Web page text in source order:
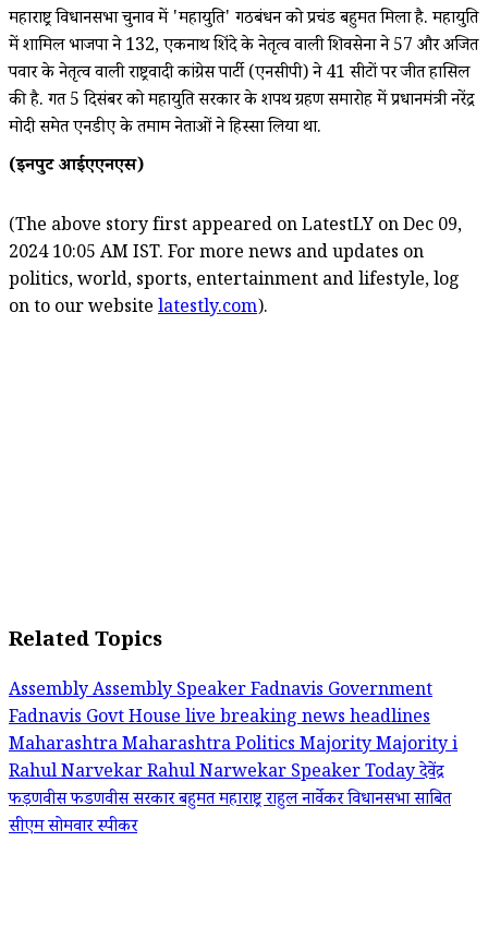
महाराष्ट्र विधानसभा चुनाव में 'महायुति' गठबंधन को प्रचंड बहुमत मिला है. महायुति
में शामिल भाजपा ने 132, एकनाथ शिंदे के नेतृत्व वाली शिवसेना ने 57 और अजित
पवार के नेतृत्व वाली राष्ट्रवादी कांग्रेस पार्टी (एनसीपी) ने 41 सीटों पर जीत हासिल
की है. गत 5 दिसंबर को महायुति सरकार के शपथ ग्रहण समारोह में प्रधानमंत्री नरेंद्र
मोदी समेत एनडीए के तमाम नेताओं ने हिस्सा लिया था.
(इनपुट आईएएनएस)
(The above story first appeared on LatestLY on Dec 09,
2024 10:05 AM IST. For more news and updates on
politics, world, sports, entertainment and lifestyle, log
on to our website latestly.com).
Related Topics
AssemblyAssembly SpeakerFadnavis Government
Fadnavis GovtHouselive breaking news headlines
MaharashtraMaharashtra PoliticsMajorityMajority i
Rahul NarvekarRahul NarwekarSpeakerTodayदेवेंद्र
फड़णवीसफडणवीस सरकारबहुमतमहाराष्ट्रराहुल नार्वेकरविधानसभासाबित
सीएमसोमवारस्पीकर